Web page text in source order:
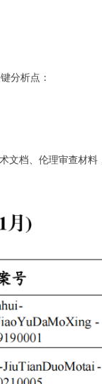
分析点：
档、伦理审查材料